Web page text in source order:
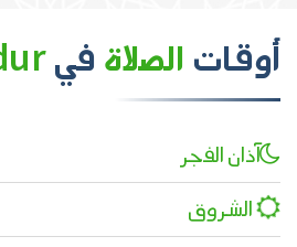
أوقات الصلاة فيSandur
آذان الفجر
الشروق